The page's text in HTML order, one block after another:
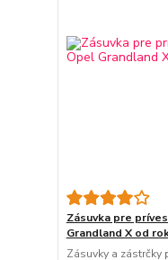
Zásuvka pre
Grandland X od
Zásuvky a zástrčky